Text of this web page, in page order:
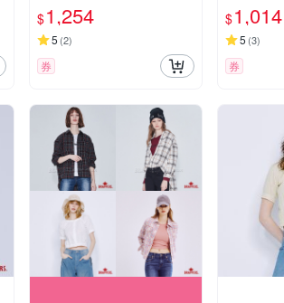
$1,254
5 (2)
券
$1,014
5 (3)
券